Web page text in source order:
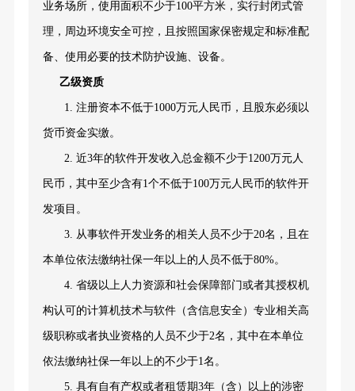
业务场所，使用面积不少于100平方米，实行封闭式管
理，周边环境安全可控，且 按照国家保密规定和标准配
备、使用必要的技术防护设施、设备。
乙级资质
1. 注册资本不低于1000万元人民币，且股东必须以
货币资金实缴。
2. 近3年的软件开发收入总金额不少于1200万元人
民币， 其中至少含有1个不低于100万元人民币的软件开
发项目。
3. 从事软件开发业务的相关人员不少于20名，且 在
本单位依法缴纳社保一年以上的人员不低于80%。
4. 省级以上人力资源和社会保障部门或者其授权机
构认可的计算机技术与软件（含信息安全）专业相关高
级职称或者执业资格的人员不少于2名 ，其中在本单位
依法缴纳社保一年以上的不少于1名 。
5. 具有自有产权或者租赁期3年（含）以上的涉密